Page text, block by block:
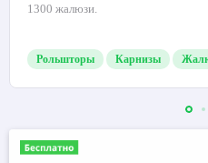
1300 жалюзи.
Рольшторы Карнизы